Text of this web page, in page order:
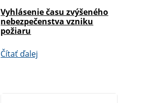
Vyhlásenie času zvýšeného
nebezpečenstva vzniku
požiaru
Čítať ďalej